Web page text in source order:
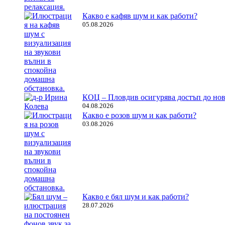
Какво е кафяв шум и как работи?
05.08.2026
КОЦ – Пловдив осигурява достъп до
04.08.2026
Какво е розов шум и как работи?
03.08.2026
Какво е бял шум и как работи?
28.07.2026